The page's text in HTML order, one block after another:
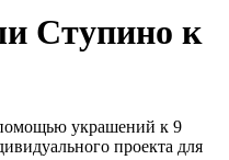
Ступино к
украшений к 9
проекта для